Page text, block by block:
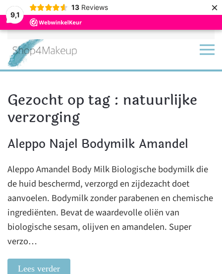
9,1
13 Reviews ×
Terug naar hoofdinhoud
Gezocht op tag : natuurlijke
verzorging
Aleppo Najel Bodymilk Amandel
Aleppo Amandel Body Milk Biologische bodymilk die
de huid beschermd, verzorgd en zijdezacht doet
aanvoelen. Bodymilk zonder parabenen en chemische
ingrediënten. Bevat de waardevolle oliën van
biologische sesam, olijven en amandelen. Super
verzo…
Lees verder